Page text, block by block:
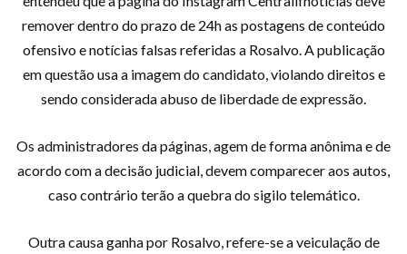
remover dentro do prazo de 24h as postagens de conteúdo
ofensivo e notícias falsas referidas a Rosalvo. A publicação
em questão usa a imagem do candidato, violando direitos e
sendo considerada abuso de liberdade de expressão.
Os administradores da páginas, agem de forma anônima e de
acordo com a decisão judicial, devem comparecer aos autos,
caso contrário terão a quebra do sigilo telemático.
Outra causa ganha por Rosalvo, refere-se a veiculação de